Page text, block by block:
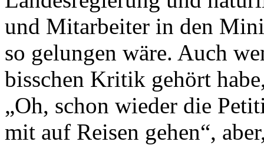
und Mitarbeiter in den
so gelungen wäre. Auch
bisschen Kritik gehört
„Oh, schon wieder die
mit auf Reisen gehen“,